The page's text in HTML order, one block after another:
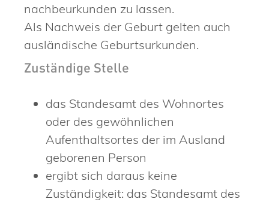
nachbeurkunden zu lassen.
Als Nachweis der Geburt gelten auch
ausländische Geburtsurkunden.
Zuständige Stelle
das Standesamt des Wohnortes
oder des gewöhnlichen
Aufenthaltsortes der im Ausland
geborenen Person
ergibt sich daraus keine
Zuständigkeit: das Standesamt des